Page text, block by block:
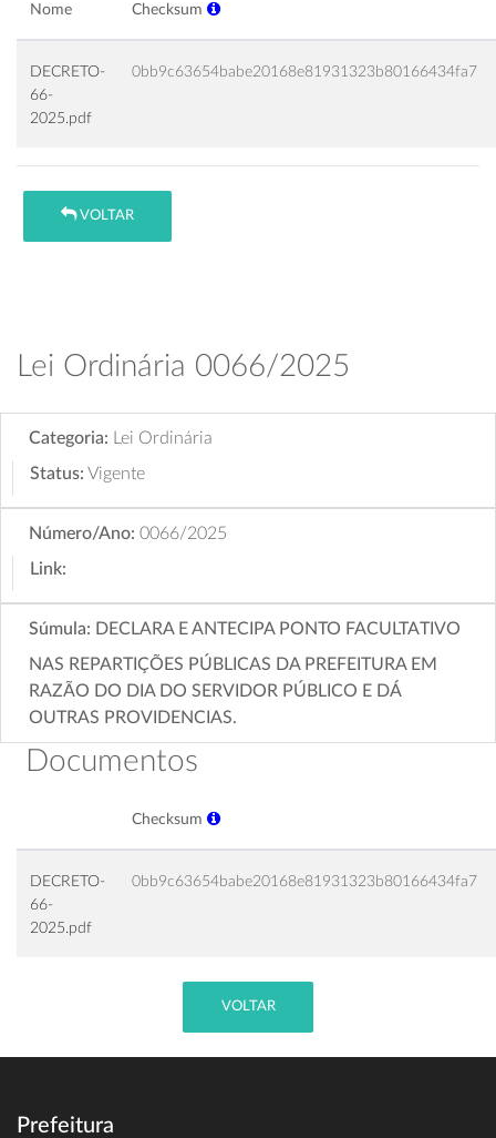
Nome Checksum
DECRETO-
66-
2025.pdf
0bb9c63654babe20168e81931323b80166434fa7
VOLTAR
Lei Ordinária 0066/2025
Categoria:
Lei Ordinária
Status: Vigente
Número/Ano: 0066/2025
Link:
Súmula: DECLARA E ANTECIPA PONTO FACULTATIVO
NAS REPARTIÇÕES PÚBLICAS DA PREFEITURA EM
RAZÃO DO DIA DO SERVIDOR PÚBLICO E DÁ
OUTRAS PROVIDENCIAS.
Documentos
Checksum
DECRETO-
66-
2025.pdf
0bb9c63654babe20168e81931323b80166434fa7
VOLTAR
Prefeitura